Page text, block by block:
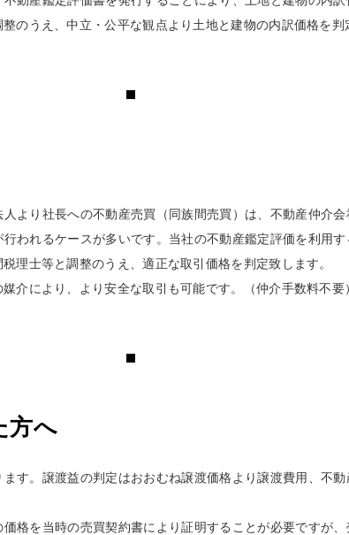
のうえ、中立・公平な観点より土地と建物の内訳価格を判
より社長への不動産売買（同族間売買）は、不動産仲介
われるケースが多いです。当社の不動産鑑定評価を利用
理士等と調整のうえ、適正な取引価格を判定致します。
介により、より安全な取引も可能です。（仲介手数料不要
方へ
す。譲渡益の判定はおおむね譲渡価格より譲渡費用、不
格を当時の売買契約書により証明することが必要ですが